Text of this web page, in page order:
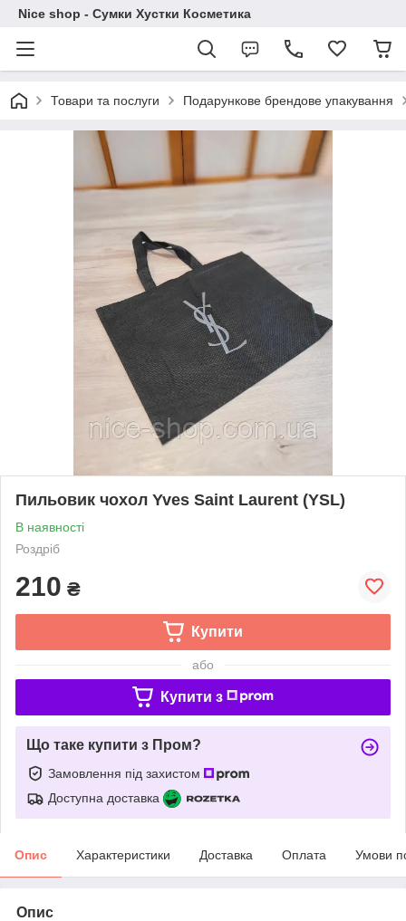
Nice shop - Сумки Хустки Косметика
Товари та послуги Подарункове брендове упакування
Пильовик чохол Yves Saint Laurent (YSL)
В наявності
Роздріб
210 ₴
Купити
або
Купити з
Що таке купити з Пром?
Замовлення під захистом
Доступна доставка
Опис Характеристики Доставка Оплата Умови
Опис